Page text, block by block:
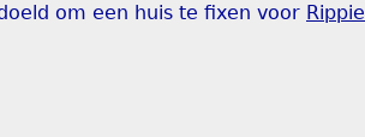
om een huis te fixen voor Rippie